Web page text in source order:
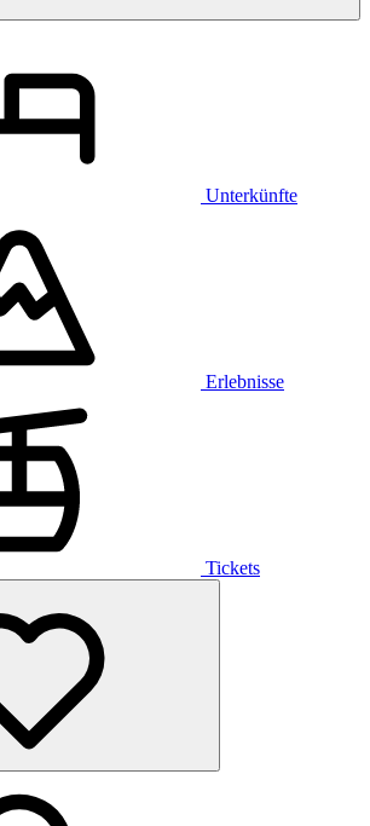
Unterkünfte
Erlebnisse
Tickets